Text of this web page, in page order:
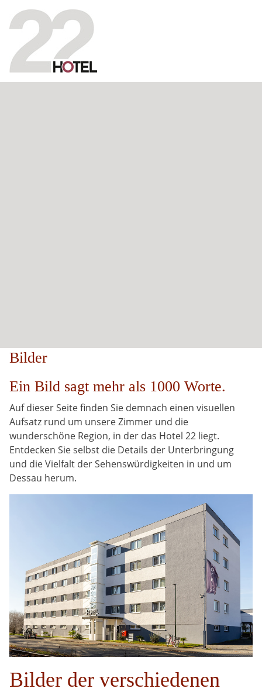
Bilder
Ein Bild sagt mehr als 1000 Worte.
Auf dieser Seite finden Sie demnach einen visuellen
Aufsatz rund um unsere Zimmer und die
wunderschöne Region, in der das Hotel 22 liegt.
Entdecken Sie selbst die Details der Unterbringung
und die Vielfalt der Sehenswürdigkeiten in und um
Dessau herum.
Bilder der verschiedenen